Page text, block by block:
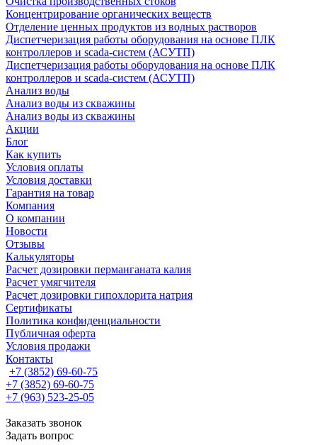
Концентрирование органических веществ
Отделение ценных продуктов из водных растворов
Диспетчеризация работы оборудования на основе ПЛК
контроллеров и scada-систем (АСУТП)
Диспетчеризация работы оборудования на основе ПЛК
контроллеров и scada-систем (АСУТП)
Анализ воды
Анализ воды из скважины
Анализ воды из скважины
Акции
Блог
Как купить
Условия оплаты
Условия доставки
Гарантия на товар
Компания
О компании
Новости
Отзывы
Калькуляторы
Расчет дозировки перманганата калия
Расчет умягчителя
Расчет дозировки гипохлорита натрия
Сертификаты
Политика конфиденциальности
Публичная оферта
Условия продажи
Контакты
+7 (3852) 69-60-75
+7 (3852) 69-60-75
+7 (963) 523-25-05
Заказать звонок
Задать вопрос